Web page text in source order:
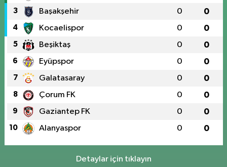
3 Başakşehir 0 0
4 Kocaelispor 0 0
5 Beşiktaş 0 0
6 Eyüpspor 0 0
7 Galatasaray 0 0
8 Çorum FK 0 0
9 Gaziantep FK 0 0
10 Alanyaspor 0 0
Detaylar için tıklayın